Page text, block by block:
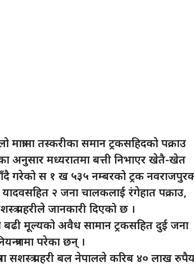
मात्रामा तस्करीका समान ट्रकसहिदको पक्राउ
अनुसार मध्यरातमा बत्ती निभाएर खेतै-खेत
गरेको स १ ख ५३५ नम्बरको ट्रक
२ जना चालकलाई रंगेहात पक्राउ,
प्रहरीले जानकारी दिएको छ ।
बढी मूल्यको अवैध सामान ट्रकसहित दुई जना
परेका छन् ।
सशस्त्र प्रहरी बल नेपालले करिब ४० लाख